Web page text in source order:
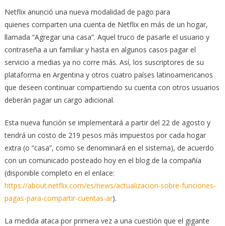
Netflix anunció una nueva modalidad de pago para
quienes comparten una cuenta de Netflix en más de un hogar,
llamada “Agregar una casa”. Aquel truco de pasarle el usuario y
contraseña a un familiar y hasta en algunos casos pagar el
servicio a medias ya no corre más. Así, los suscriptores de su
plataforma en Argentina y otros cuatro países latinoamericanos
que deseen continuar compartiendo su cuenta con otros usuarios
deberán pagar un cargo adicional.
Esta nueva función se implementará a partir del 22 de agosto y
tendrá un costo de 219 pesos más impuestos por cada hogar
extra (o “casa”, como se denominará en el sistema), de acuerdo
con un comunicado posteado hoy en el blog de la compañía
(disponible completo en el enlace:
https://about.netflix.com/es/news/actualizacion-sobre-funciones-
pagas-para-compartir-cuentas-ar).
La medida ataca por primera vez a una cuestión que el gigante